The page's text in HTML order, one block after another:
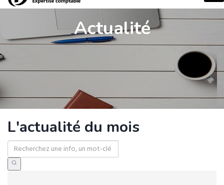
Actualité
L'actualité du mois